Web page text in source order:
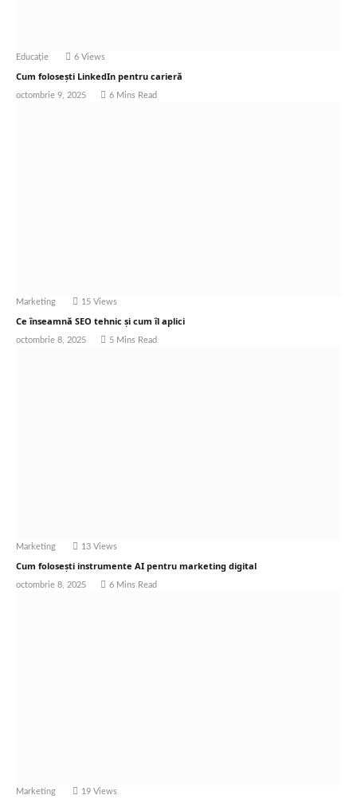
Educație 6 Views
Cum folosești LinkedIn pentru carieră
octombrie 9, 2025 6 Mins Read
Marketing 15 Views
Ce înseamnă SEO tehnic și cum îl aplici
octombrie 8, 2025 5 Mins Read
Marketing 13 Views
Cum folosești instrumente AI pentru marketing digital
octombrie 8, 2025 6 Mins Read
Marketing 19 Views